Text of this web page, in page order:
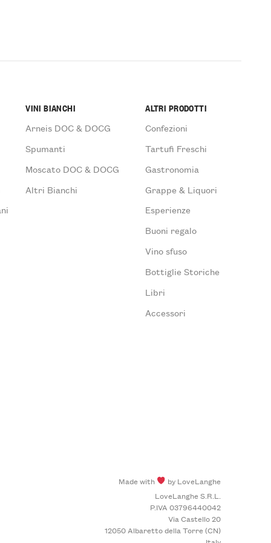
VINI BIANCHI
Arneis DOC & DOCG
Spumanti
Moscato DOC & DOCG
Altri Bianchi
ALTRI PRODOTTI
Confezioni
Tartufi Freschi
Gastronomia
Grappe & Liquori
Esperienze
Buoni regalo
Vino sfuso
Bottiglie Storiche
Libri
Accessori
Made with
by LoveLanghe
LoveLanghe S.R.L.
P.IVA 03796440042
Via Castello 20
12050 Albaretto della Torre (CN)